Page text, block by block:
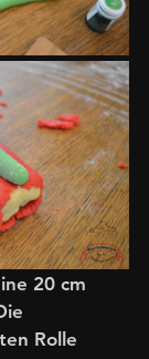
20 cm
Rolle